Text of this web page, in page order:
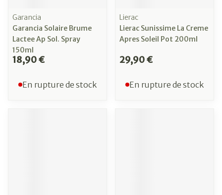
Garancia
Garancia Solaire Brume
Lactee Ap Sol. Spray
150ml
18,90 €
En rupture de stock
Lierac
Lierac Sunissime La Creme
Apres Soleil Pot 200ml
29,90 €
En rupture de stock